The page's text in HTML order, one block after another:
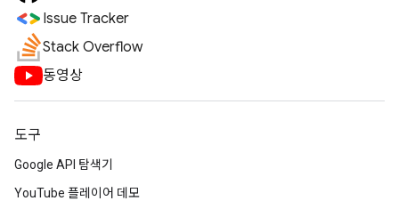
Issue Tracker
Stack Overflow
동영상
도구
Google API 탐색기
YouTube 플레이어 데모